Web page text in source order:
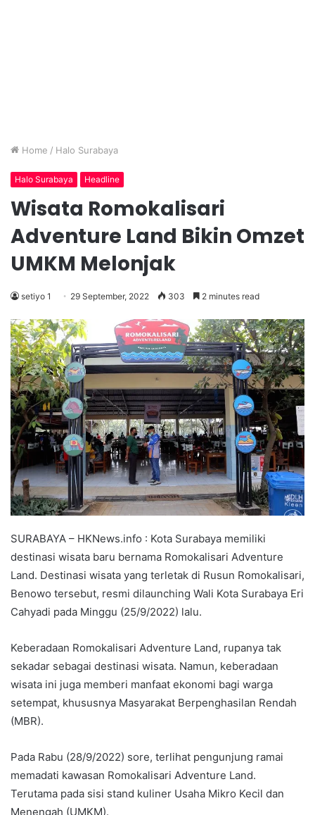
Home / Halo Surabaya
Halo Surabaya Headline
Wisata Romokalisari
Adventure Land Bikin Omzet
UMKM Melonjak
setiyo 1 29 September, 2022 303 2 minutes read
SURABAYA – HKNews.info : Kota Surabaya memiliki
destinasi wisata baru bernama Romokalisari Adventure
Land. Destinasi wisata yang terletak di Rusun Romokalisari,
Benowo tersebut, resmi dilaunching Wali Kota Surabaya Eri
Cahyadi pada Minggu (25/9/2022) lalu.
Keberadaan Romokalisari Adventure Land, rupanya tak
sekadar sebagai destinasi wisata. Namun, keberadaan
wisata ini juga memberi manfaat ekonomi bagi warga
setempat, khususnya Masyarakat Berpenghasilan Rendah
(MBR).
Pada Rabu (28/9/2022) sore, terlihat pengunjung ramai
memadati kawasan Romokalisari Adventure Land.
Terutama pada sisi stand kuliner Usaha Mikro Kecil dan
Menengah (UMKM).